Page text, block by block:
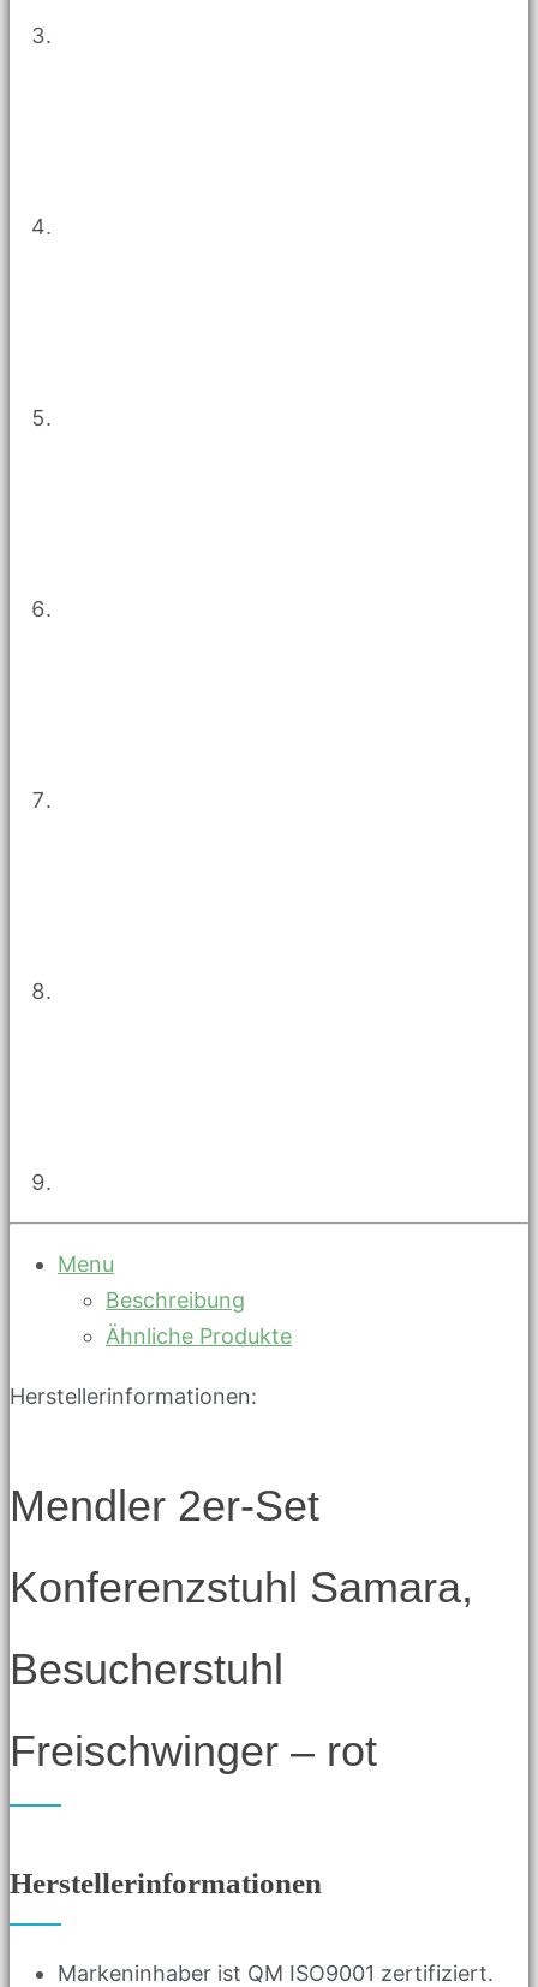
Menu
Beschreibung
Ähnliche Produkte
Herstellerinformationen:
Mendler 2er-Set
Konferenzstuhl Samara,
Besucherstuhl
Freischwinger – rot
Herstellerinformationen
Markeninhaber ist QM ISO9001 zertifiziert.